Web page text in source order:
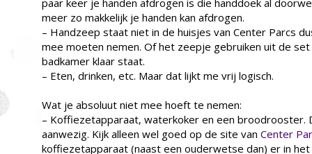
meer zo makkelijk je handen kan afdrogen.
– Handzeep staat niet in de huisjes van Center Parcs
mee moeten nemen. Of het zeepje gebruiken uit de set
badkamer klaar staat.
– Eten, drinken, etc. Maar dat lijkt me vrij logisch.
Wat je absoluut niet mee hoeft te nemen:
– Koffiezetapparaat, waterkoker en een broodrooster.
aanwezig. Kijk alleen wel goed op de site van Center
koffiezetapparaat (naast een ouderwetse dan) er in het